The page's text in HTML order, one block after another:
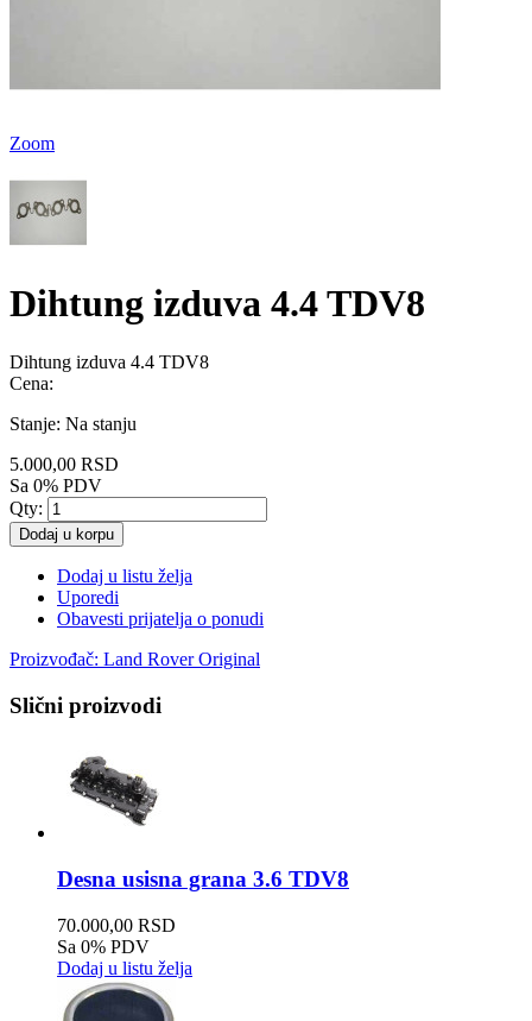
Zoom
Dihtung izduva 4.4 TDV8
Dihtung izduva 4.4 TDV8
Cena:
Stanje: Na stanju
5.000,00 RSD
Sa 0% PDV
Qty:
Dodaj u korpu
Dodaj u listu želja
Uporedi
Obavesti prijatelja o ponudi
Proizvođač: Land Rover Original
Slični proizvodi
Desna usisna grana 3.6 TDV8
70.000,00 RSD
Sa 0% PDV
Dodaj u listu želja